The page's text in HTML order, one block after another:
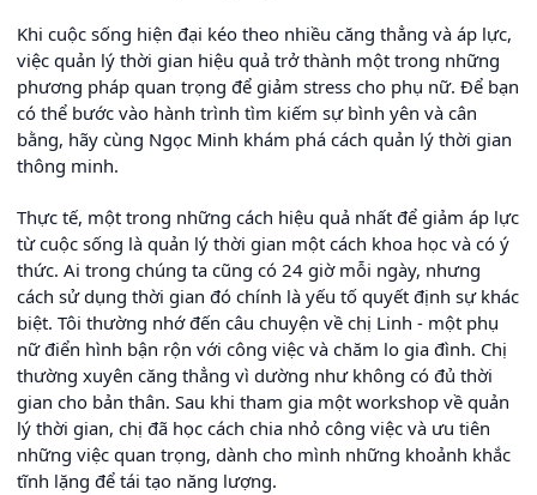
Khi cuộc sống hiện đại kéo theo nhiều căng thẳng và áp lực,
việc quản lý thời gian hiệu quả trở thành một trong những
phương pháp quan trọng để giảm stress cho phụ nữ. Để bạn
có thể bước vào hành trình tìm kiếm sự bình yên và cân
bằng, hãy cùng Ngọc Minh khám phá cách quản lý thời gian
thông minh.
Thực tế, một trong những cách hiệu quả nhất để giảm áp lực
từ cuộc sống là quản lý thời gian một cách khoa học và có ý
thức. Ai trong chúng ta cũng có 24 giờ mỗi ngày, nhưng
cách sử dụng thời gian đó chính là yếu tố quyết định sự khác
biệt. Tôi thường nhớ đến câu chuyện về chị Linh - một phụ
nữ điển hình bận rộn với công việc và chăm lo gia đình. Chị
thường xuyên căng thẳng vì dường như không có đủ thời
gian cho bản thân. Sau khi tham gia một workshop về quản
lý thời gian, chị đã học cách chia nhỏ công việc và ưu tiên
những việc quan trọng, dành cho mình những khoảnh khắc
tĩnh lặng để tái tạo năng lượng.